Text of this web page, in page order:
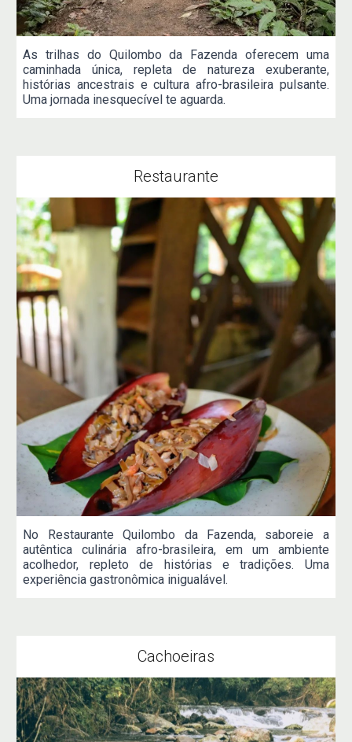
As trilhas do Quilombo da Fazenda oferecem uma
caminhada única, repleta de natureza exuberante,
histórias ancestrais e cultura afro-brasileira pulsante.
Uma jornada inesquecível te aguarda.
Restaurante
No Restaurante Quilombo da Fazenda, saboreie a
autêntica culinária afro-brasileira, em um ambiente
acolhedor, repleto de histórias e tradições. Uma
experiência gastronômica inigualável.
Cachoeiras